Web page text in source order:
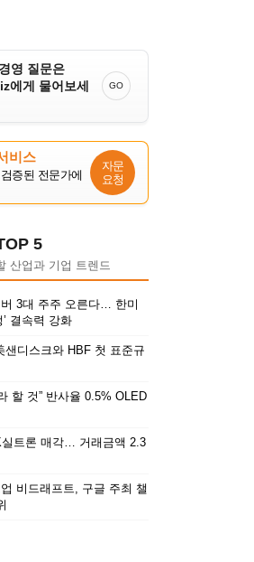
영 질문은
에게 물어보세
GO
비스
증된 전문가에
자문
요청
5
산업과 기업 트렌드
3대 주주 오른다… 한미
결속력 강화
샌디스크와 HBF 첫 표준규
할 것” 반사율 0.5% OLED
트론 매각… 거래금액 2.3
비드래프트, 구글 주최 챌